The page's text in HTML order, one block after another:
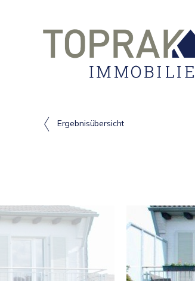
Ergebnisübersicht